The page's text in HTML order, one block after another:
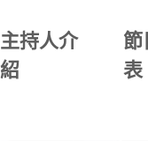
主持人介
紹
節
表